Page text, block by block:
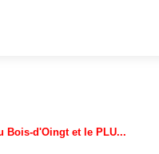
Bois-d'Oingt et le PLU...